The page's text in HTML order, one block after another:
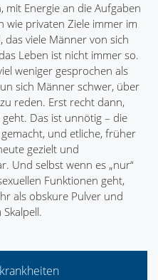
Energie an die Aufgaben
privaten Ziele immer im
das viele Männer von sich
Leben ist nicht immer so.
weniger gesprochen als
sich Männer schwer, über
reden. Erst recht dann,
Das ist unnötig – die
und etliche, früher
gezielt und
Und selbst wenn es „nur“
Funktionen geht,
als obskure Pulver und